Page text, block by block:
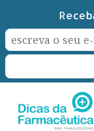
content